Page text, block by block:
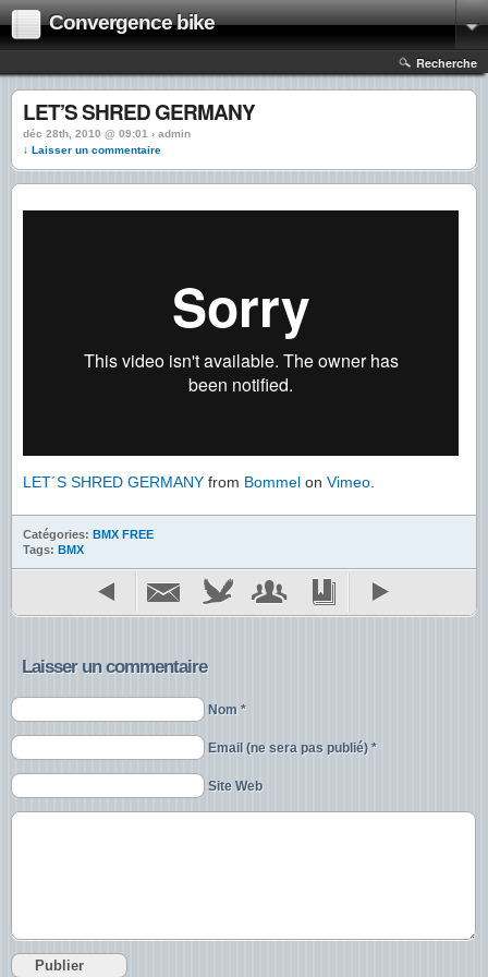
Convergence bike
Recherche
LET’S SHRED GERMANY
déc 28th, 2010 @ 09:01 › admin
↓ Laisser un commentaire
LET´S SHRED GERMANY from Bommel on Vimeo
Catégories: BMX FREE
Tags: BMX
Laisser un commentaire
Nom *
Email (ne sera pas publié) *
Site Web